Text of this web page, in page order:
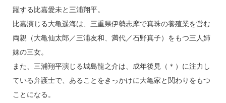
躍する比嘉愛未と三浦翔平。
比嘉演じる大亀遥海は、三重県伊勢志摩で真珠の養殖業を営む
両親（大亀仙太郎／三浦友和、満代／石野真子）をもつ三人姉
妹の三女。
また、三浦翔平演じる城島龍之介は、成年後見（＊）に注力し
ている弁護士で、あることをきっかけに大亀家と関わりをもつ
ことになる。